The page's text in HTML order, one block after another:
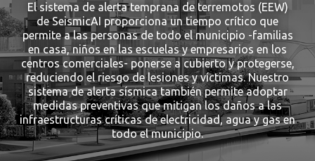
El sistema de alerta temprana de terremotos (EEW)
de SeismicAI proporciona un tiempo crítico que
permite a las personas de todo el municipio -familias
en casa, niños en las escuelas y empresarios en los
centros comerciales- ponerse a cubierto y protegerse,
reduciendo el riesgo de lesiones y víctimas. Nuestro
sistema de alerta sísmica también permite adoptar
medidas preventivas que mitigan los daños a las
infraestructuras críticas de electricidad, agua y gas en
todo el municipio.